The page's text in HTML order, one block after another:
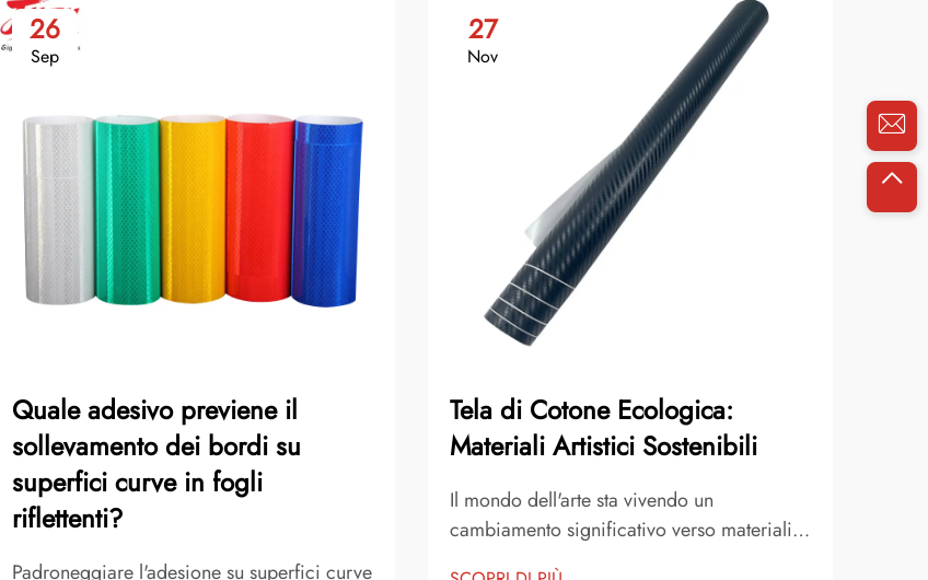
26
Sep
Quale adesivo previene il
sollevamento dei bordi su
superfici curve in fogli
riflettenti?
Padroneggiare l'adesione su superfici curve
27
Nov
Tela di Cotone Ecologica:
Materiali Artistici Sostenibili
Il mondo dell'arte sta vivendo un
cambiamento significativo verso materiali